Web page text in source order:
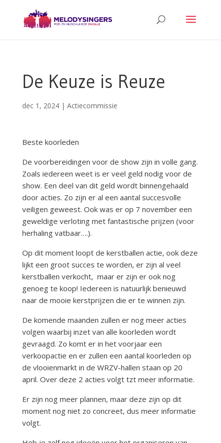
De Keuze is Reuze
dec 1, 2024| Actiecommissie
Beste koorleden
De voorbereidingen voor de show zijn in volle gang.
Zoals iedereen weet is er veel geld nodig voor de
show. Een deel van dit geld wordt binnengehaald
door acties. Zo zijn er al een aantal succesvolle
veiligen geweest. Ook was er op 7 november een
geweldige verloting met fantastische prijzen (voor
herhaling vatbaar….).
Op dit moment loopt de kerstballen actie, ook deze
lijkt een groot succes te worden, er zijn al veel
kerstballen verkocht, maar er zijn er ook nog
genoeg te koop! Iedereen is natuurlijk benieuwd
naar de mooie kerstprijzen die er te winnen zijn.
De komende maanden zullen er nog meer acties
volgen waarbij inzet van alle koorleden wordt
gevraagd. Zo komt er in het voorjaar een
verkoopactie en er zullen een aantal koorleden op
de vlooienmarkt in de WRZV-hallen staan op 20
april. Over deze 2 acties volgt tzt meer informatie.
Er zijn nog meer plannen, maar deze zijn op dit
moment nog niet zo concreet, dus meer informatie
volgt.